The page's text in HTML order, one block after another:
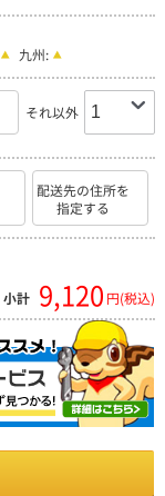
九州:
それ以外
配送先の住所を
指定する
小計 9,120 円(税込)